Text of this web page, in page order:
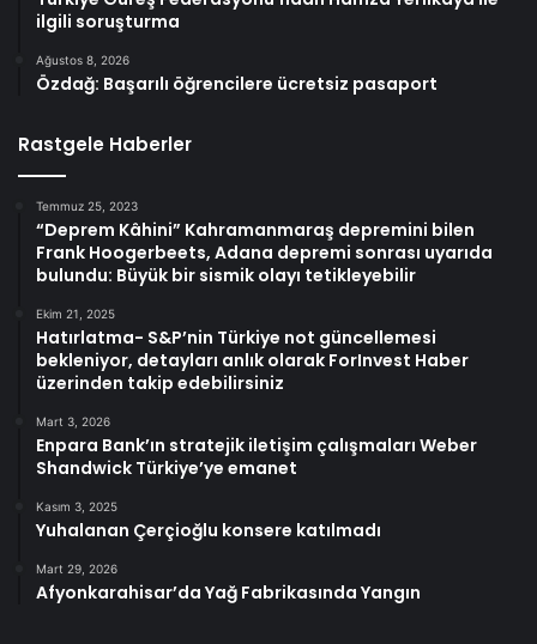
ilgili soruşturma
Ağustos 8, 2026
Özdağ: Başarılı öğrencilere ücretsiz pasaport
Rastgele Haberler
Temmuz 25, 2023
“Deprem Kâhini” Kahramanmaraş depremini bilen
Frank Hoogerbeets, Adana depremi sonrası uyarıda
bulundu: Büyük bir sismik olayı tetikleyebilir
Ekim 21, 2025
Hatırlatma- S&P’nin Türkiye not güncellemesi
bekleniyor, detayları anlık olarak ForInvest Haber
üzerinden takip edebilirsiniz
Mart 3, 2026
Enpara Bank’ın stratejik iletişim çalışmaları Weber
Shandwick Türkiye’ye emanet
Kasım 3, 2025
Yuhalanan Çerçioğlu konsere katılmadı
Mart 29, 2026
Afyonkarahisar’da Yağ Fabrikasında Yangın